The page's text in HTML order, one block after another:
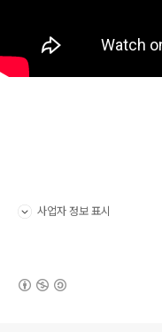
사업자 정보 표시